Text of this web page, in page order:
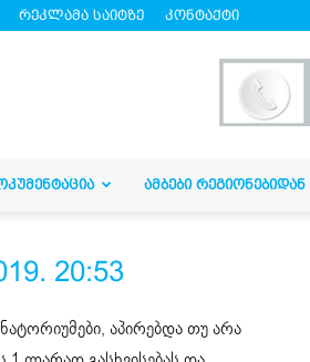
რეკლამა საიტზე კონტაქტი
ᲐᲛᲑᲔᲑᲘ ᲠᲔᲒᲘᲝᲜᲔᲑᲘᲓᲐᲜ
20:53
აპირებდა თუ არა